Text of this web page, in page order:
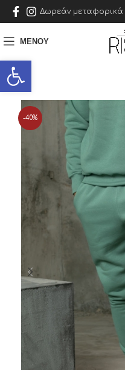
Ανοίξτε τη γραμμή εργαλείων
Δωρεάν
ΜΕΝΟΎ
-40%